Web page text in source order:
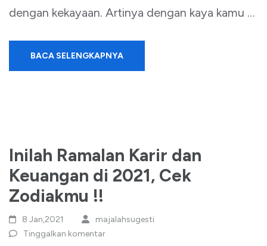
dengan kekayaan. Artinya dengan kaya kamu …
BACA SELENGKAPNYA
Inilah Ramalan Karir dan
Keuangan di 2021, Cek
Zodiakmu !!
8 Jan,2021
majalahsugesti
Tinggalkan komentar